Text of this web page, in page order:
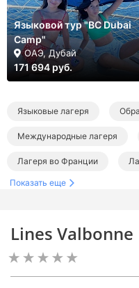
Lines Valbonne
Языковой тур "BC Dubai
Camp"
ОАЭ, Дубай
171 694 руб.
Языковые лагеря
Международные лагеря
Лагеря во Франции
Языковые лагеря за границей
Международные лагеря за
Лагеря с изучением
Показать еще